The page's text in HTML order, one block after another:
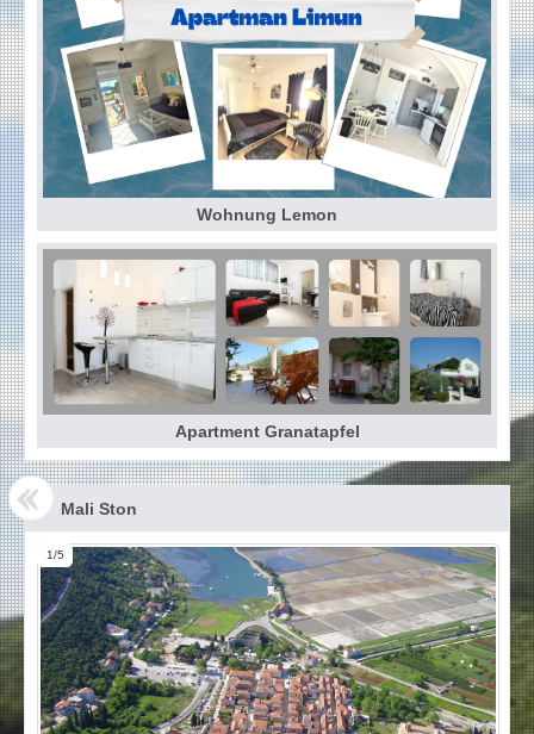
Wohnung Lemon
Apartment Granatapfel
Mali Ston
1/5